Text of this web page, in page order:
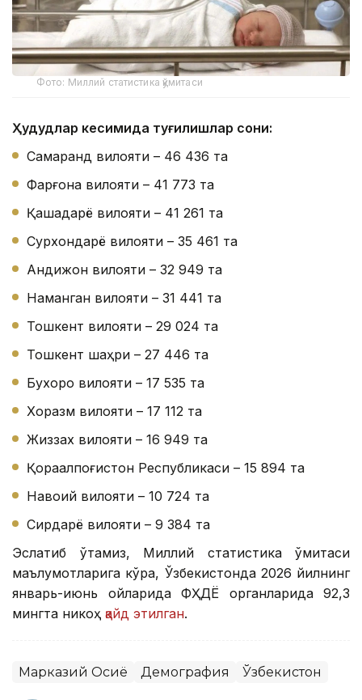
Фото: Миллий статистика қўмитаси
Ҳудудлар кесимида туғилишлар сони:
Самарқанд вилояти – 46 436 та
Фарғона вилояти – 41 773 та
Қашқадарё вилояти – 41 261 та
Сурхондарё вилояти – 35 461 та
Андижон вилояти – 32 949 та
Наманган вилояти – 31 441 та
Тошкент вилояти – 29 024 та
Тошкент шаҳри – 27 446 та
Бухоро вилояти – 17 535 та
Хоразм вилояти – 17 112 та
Жиззах вилояти – 16 949 та
Қорақалпоғистон Республикаси – 15 894 та
Навоий вилояти – 10 724 та
Сирдарё вилояти – 9 384 та
Эслатиб ўтамиз, Миллий статистика қўмитаси
маълумотларига кўра, Ўзбекистонда 2026 йилнинг
январь-июнь ойларида ФҲДЁ органларида 92,3
мингта никоҳ қайд этилган.
Марказий Осиё Демография Ўзбекистон